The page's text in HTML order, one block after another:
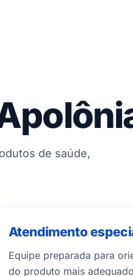
de saúde,
Atendimento
Equipe preparada para
do produto mais